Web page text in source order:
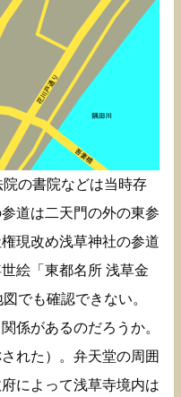
の書院などは当時存
道は二天門の外の東参
現改め浅草神社の参道
絵「東都名所 浅草金
でも確認できない。
係があるのだろうか。
れた）。弁天堂の周囲
によって浅草寺境内は